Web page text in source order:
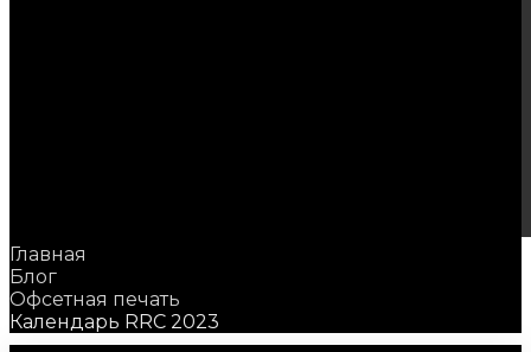
Главная
Блог
Офсетная печать
Календарь RRC 2023